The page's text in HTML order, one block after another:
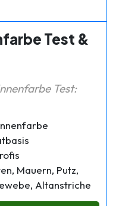
Test &
Test:
Mauern, Putz,
Altanstriche